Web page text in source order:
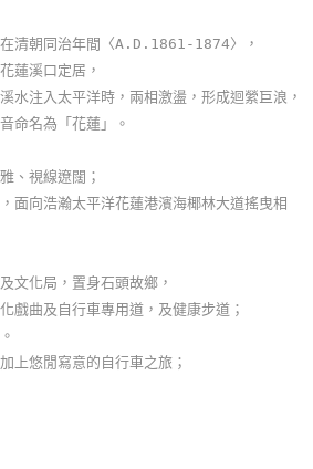
清朝同治年間〈A.D.1861-1874〉，
蓮溪口定居，
水注入太平洋時，兩相激盪，形成迴縈巨浪，
命名為「花蓮」。
、視線遼闊；
面向浩瀚太平洋花蓮港濱海椰林大道搖曳相
文化局，置身石頭故鄉，
戲曲及自行車專用道，及健康步道；
上悠閒寫意的自行車之旅；